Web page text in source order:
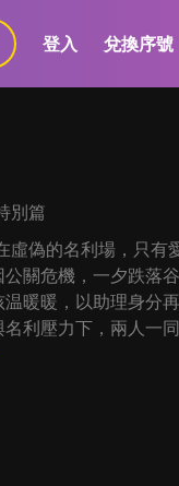
登入 兌換序號
別篇
虛偽的名利場，只有
關危機，一夕跌落
暖暖，以助理身分
利壓力下，兩人一